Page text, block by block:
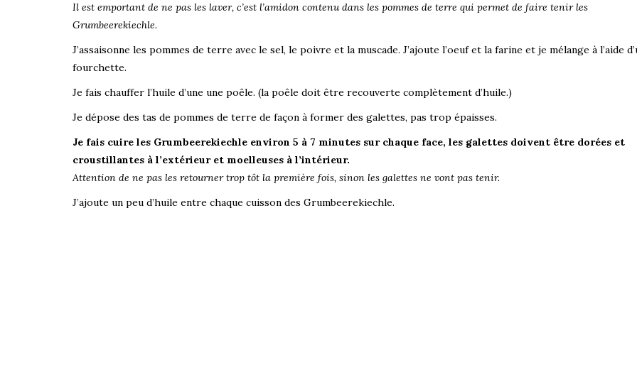
Il est emportant de ne pas les laver, c’est l’amidon contenu dans les pommes de terre qui permet de faire tenir les
Grumbeerekiechle.
J’assaisonne les pommes de terre avec le sel, le poivre et la muscade. J’ajoute l’oeuf et la farine et je mélange à l’aide
fourchette.
Je fais chauffer l’huile d’une une poêle. (la poêle doit être recouverte complètement d’huile.)
Je dépose des tas de pommes de terre de façon à former des galettes, pas trop épaisses.
Je fais cuire les Grumbeerekiechle environ 5 à 7 minutes sur chaque face, les galettes doivent être dorées et
croustillantes à l’extérieur et moelleuses à l’intérieur.
Attention de ne pas les retourner trop tôt la première fois, sinon les galettes ne vont pas tenir.
J’ajoute un peu d’huile entre chaque cuisson des Grumbeerekiechle.